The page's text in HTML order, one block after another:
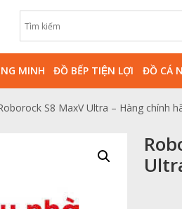
MINH ĐỒ BẾP TIỆN LỢI ĐỒ CÁ
S8 MaxV Ultra – Hàng chính